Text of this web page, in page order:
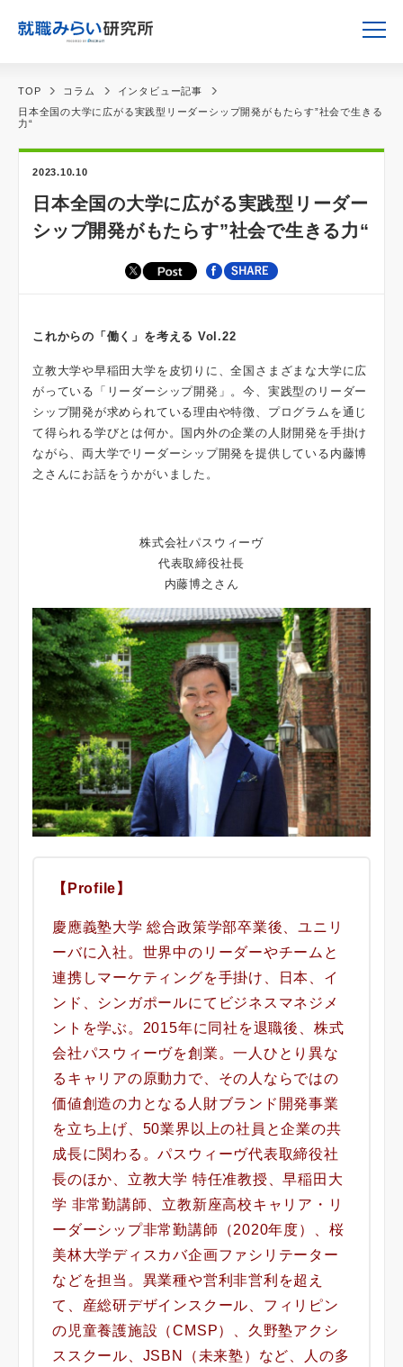
TOP コラム
インタビュー記事
日本全国の大学に広がる実践型リーダーシップ開発がもたらす”社会で生きる
力“
2023.10.10
日本全国の大学に広がる実践型リーダー
シップ開発がもたらす”社会で生きる力“
これからの「働く」を考える Vol.22
立教大学や早稲田大学を皮切りに、全国さまざまな大学に広
がっている「リーダーシップ開発」。今、実践型のリーダー
シップ開発が求められている理由や特徴、プログラムを通じ
て得られる学びとは何か。国内外の企業の人財開発を手掛け
ながら、両大学でリーダーシップ開発を提供している内藤博
之さんにお話をうかがいました。
株式会社パスウィーヴ
代表取締役社長
内藤博之さん
【Profile】
慶應義塾大学 総合政策学部卒業後、ユニリ
ーバに入社。世界中のリーダーやチームと
連携しマーケティングを手掛け、日本、イ
ンド、シンガポールにてビジネスマネジメ
ントを学ぶ。2015年に同社を退職後、株式
会社パスウィーヴを創業。一人ひとり異な
るキャリアの原動力で、その人ならではの
価値創造の力となる人財ブランド開発事業
を立ち上げ、50業界以上の社員と企業の共
成長に関わる。パスウィーヴ代表取締役社
長のほか、立教大学 特任准教授、早稲田大
学 非常勤講師、立教新座高校キャリア・リ
ーダーシップ非常勤講師（2020年度）、桜
美林大学ディスカバ企画ファシリテーター
などを担当。異業種や営利非営利を超え
て、産総研デザインスクール、フィリピン
の児童養護施設（CMSP）、久野塾アクシ
ススクール、JSBN（未来塾）など、人の多